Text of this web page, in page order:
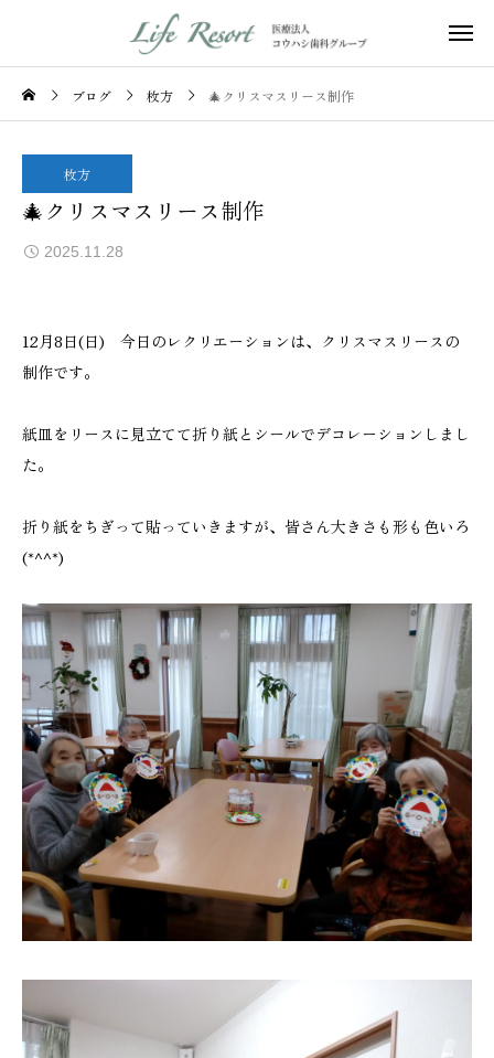
ブログ 枚方 🎄クリスマスリース制作
枚方
🎄クリスマスリース制作
2025.11.28
12月8日(日) 今日のレクリエーションは、クリスマスリースの
制作です。
紙皿をリースに見立てて折り紙とシールでデコレーションしまし
た。
折り紙をちぎって貼っていきますが、皆さん大きさも形も色いろ
(*^^*)